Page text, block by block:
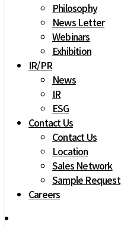
Philosophy
News Letter
Webinars
Exhibition
IR/PR
News
IR
ESG
Contact Us
Contact Us
Location
Sales Network
Sample Request
Careers